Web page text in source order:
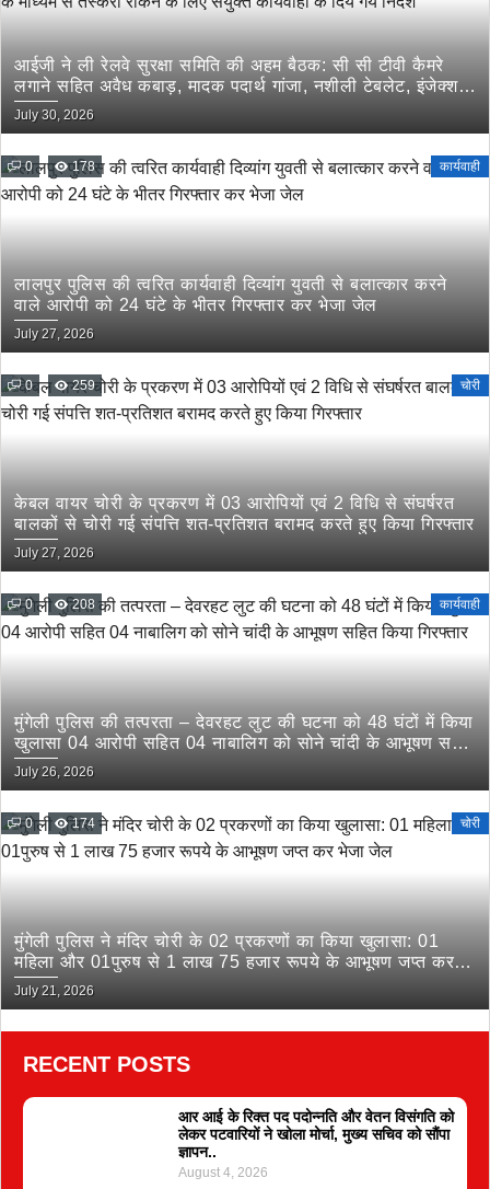
आईजी ने ली रेलवे सुरक्षा समिति की अहम बैठक: सी सी टीवी कैमरे
लगाने सहित अवैध कबाड़, मादक पदार्थ गांजा, नशीली टेबलेट, इंजेक्शन
इत्यादि की रेलवे के माध्यम से तस्करी रोकने के लिए संयुक्त कार्यवाही
के दिये गये निर्देश
July 30, 2026
0 178 कार्यवाही
लालपुर पुलिस की त्वरित कार्यवाही दिव्यांग युवती से बलात्कार करने
वाले आरोपी को 24 घंटे के भीतर गिरफ्तार कर भेजा जेल
July 27, 2026
0 259 चोरी
केबल वायर चोरी के प्रकरण में 03 आरोपियों एवं 2 विधि से संघर्षरत
बालकों से चोरी गई संपत्ति शत-प्रतिशत बरामद करते हुए किया गिरफ्तार
July 27, 2026
0 208 कार्यवाही
मुंगेली पुलिस की तत्परता – देवरहट लुट की घटना को 48 घंटों में किया
खुलासा 04 आरोपी सहित 04 नाबालिग को सोने चांदी के आभूषण सहित
किया गिरफ्तार
July 26, 2026
0 174 चोरी
मुंगेली पुलिस ने मंदिर चोरी के 02 प्रकरणों का किया खुलासा: 01
महिला और 01पुरुष से 1 लाख 75 हजार रूपये के आभूषण जप्त कर
भेजा जेल
July 21, 2026
RECENT POSTS
आर आई के रिक्त पद पदोन्नति और वेतन विसंगति को
लेकर पटवारियों ने खोला मोर्चा, मुख्य सचिव को सौंपा
ज्ञापन..
August 4, 2026